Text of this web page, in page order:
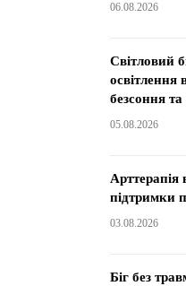
06.08.2026
Світловий
освітлення
безсоння
05.08.2026
Арттерапія
підтримки
03.08.2026
Біг без